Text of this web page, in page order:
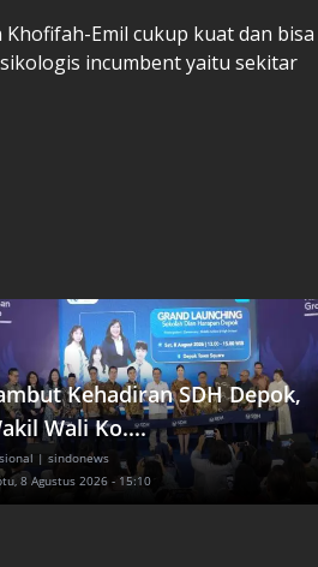
Emil cukup kuat dan bisa
incumbent yaitu sekitar
Kehadiran SDH Depok,
Wali Ko....
| sindonews
8 Agustus 2026 - 15:10